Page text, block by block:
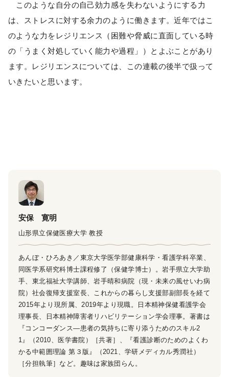
このような自分の自己効力感を失わないようにする力
は、ストレスに対する余力のように働きます。近年ではこ
のような力をレジリエンス（困難や脅威に直面している時
の「うまく対処していく能力や過程」）とよぶことがあり
ます。レジリエンスについては、この連載の後半で扱って
いきたいと思います。
安保 寛明
山形県立保健医療大学 教授
あんぼ・ひろあき／東京大学医学部健康科学・看護学科卒業、
同医学系研究科博士課程修了（保健学博士）。岩手県立大学助
手、東北福祉大学講師、岩手晴和病院（現・未来の風せいわ病
院）社会復帰支援室長、これからの暮らし支援部副部長を経て
2015年より現所属、2019年より現職。日本精神保健看護学会
理事長、日本精神障害者リハビリテーション学会理事。著書は
『コンコーダンス―患者の気持ちに寄り添うためのスキル2
1』（2010、医学書院）［共著］、『看護診断のためのよくわ
かる中範囲理論 第３版』（2021、学研メディカル秀潤社）
［分担執筆］など。趣味は家族団らん。